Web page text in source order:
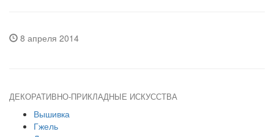
8 апреля 2014
ДЕКОРАТИВНО-ПРИКЛАДНЫЕ ИСКУССТВА
Вышивка
Гжель